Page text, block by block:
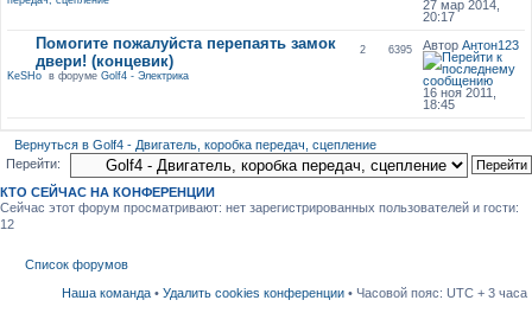
27 мар 2014,
20:17
Помогите пожалуйста перепаять замок
двери! (концевик)
KeSHoв форуме Golf4 - Электрика
2 6395 АвторАнтон123
16 ноя 2011,
18:45
Вернуться в Golf4 - Двигатель, коробка передач, сцепление
Перейти:
КТО СЕЙЧАС НА КОНФЕРЕНЦИИ
Сейчас этот форум просматривают: нет зарегистрированных пользователей и гости:
12
Список форумов
Наша команда• Удалить cookies конференции• Часовой пояс: UTC + 3 часа